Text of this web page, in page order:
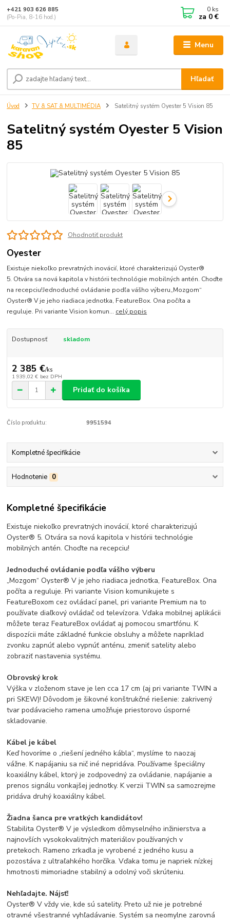
Menu
Hľadať
+421 903 626 885
(Po-Pia, 8-16 hod.)
0 ks
za 0 €
Úvod TV & SAT & MULTIMÉDIA Satelitný systém Oyester 5 Vision 85
Satelitný systém Oyester 5 Vision
85
Ohodnotiť produkt
Oyester
Existuje niekoľko prevratných inovácií, ktoré charakterizujú Oyster®
5. Otvára sa nová kapitola v histórii technológie mobilných antén. Choďte
na recepciu!Jednoduché ovládanie podľa vášho výberu„Mozgom“
Oyster® V je jeho riadiaca jednotka, FeatureBox. Ona počíta a
reguluje. Pri variante Vision komun... celý popis
Dostupnosť skladom
2 385 €/ks
1 939,02 € bez DPH
Pridať do košíka
Číslo produktu: 9951594
Kompletné špecifikácie
Hodnotenie 0
Kompletné špecifikácie
Existuje niekoľko prevratných inovácií, ktoré charakterizujú
Oyster® 5. Otvára sa nová kapitola v histórii technológie
mobilných antén. Choďte na recepciu!
Jednoduché ovládanie podľa vášho výberu
„Mozgom“ Oyster® V je jeho riadiaca jednotka, FeatureBox. Ona
počíta a reguluje. Pri variante Vision komunikujete s
FeatureBoxom cez ovládací panel, pri variante Premium na to
používate diaľkový ovládač od televízora. Vďaka mobilnej aplikácii
môžete teraz FeatureBox ovládať aj pomocou smartfónu. K
dispozícii máte základné funkcie obsluhy a môžete napríklad
zvonku zapnúť alebo vypnúť anténu, zmeniť satelity alebo
zobraziť nastavenia systému.
Obrovský krok
Výška v zloženom stave je len cca 17 cm (aj pri variante TWIN a
pri SKEW)! Dôvodom je šikovné konštrukčné riešenie: zakrivený
tvar podávacieho ramena umožňuje priestorovo úsporné
skladovanie.
Kábel je kábel
Keď hovoríme o „riešení jedného kábla“, myslíme to naozaj
vážne. K napájaniu sa nič iné nepridáva. Používame špeciálny
koaxiálny kábel, ktorý je zodpovedný za ovládanie, napájanie a
prenos signálu vonkajšej jednotky. K verzii TWIN sa samozrejme
pridáva druhý koaxiálny kábel.
Žiadna šanca pre vratkých kandidátov!
Stabilita Oyster® V je výsledkom dômyselného inžinierstva a
najnovších vysokokvalitných materiálov používaných v
pretekoch. Rameno zrkadla je vyrobené z jedného kusu a
pozostáva z ultraľahkého horčíka. Vďaka tomu je napriek nízkej
hmotnosti mimoriadne stabilný a odolný voči skrúteniu.
Nehľadajte. Nájsť!
Oyster® V vždy vie, kde sú satelity. Preto už nie je potrebné
otravné všestranné vyhľadávanie. Systém sa neomylne zarovná